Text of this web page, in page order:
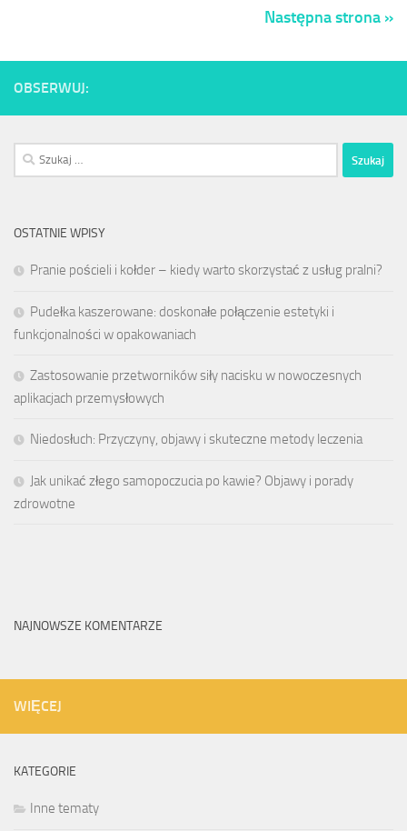
Następna strona »
OBSERWUJ:
Szukaj:
OSTATNIE WPISY
Pranie pościeli i kołder – kiedy warto skorzystać z usług pralni?
Pudełka kaszerowane: doskonałe połączenie estetyki i
funkcjonalności w opakowaniach
Zastosowanie przetworników siły nacisku w nowoczesnych
aplikacjach przemysłowych
Niedosłuch: Przyczyny, objawy i skuteczne metody leczenia
Jak unikać złego samopoczucia po kawie? Objawy i porady
zdrowotne
NAJNOWSZE KOMENTARZE
WIĘCEJ
KATEGORIE
Inne tematy